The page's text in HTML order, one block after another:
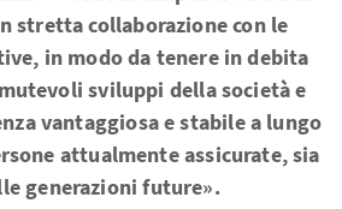
stretta collaborazione con le
in modo da tenere in debita
sviluppi della società e
vantaggiosa e stabile a lungo
attualmente assicurate, sia
generazioni future».